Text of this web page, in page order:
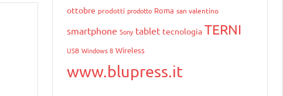
ottobre prodotti prodotto Roma san valentino
smartphone Sony tablet tecnologia TERNI
USB Windows 8 Wireless
www.blupress.it